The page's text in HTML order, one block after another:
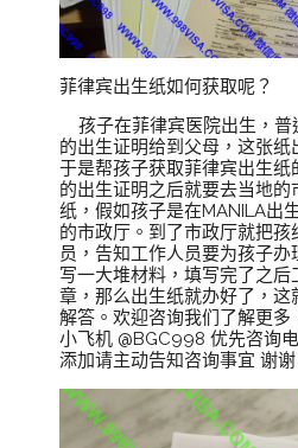
菲律宾出生纸如何获取呢？
孩子在菲律宾医院出生，普
的出生证明给到父母，这张
于是帮孩子获取菲律宾出生纸
的出生证明之后就要去当地
纸，假如孩子是在MANILA出
的市政厅。到了市政厅就把孩
员，告知工作人员要为孩子
写一大堆材料，填写完了之
章，那么出生纸就办好了，这
解答。欢迎咨询我们了解更
小飞机 @BGC998 优先咨询
添加请主动告知咨询事宜 谢谢